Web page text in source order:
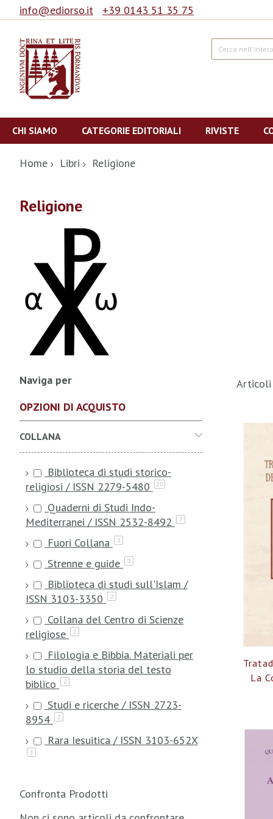
info@ediorso.it +39 0143 51 35 75
Cerca
al
contenuto
CHI SIAMO CATEGORIE EDITORIALI RIVISTE
Home Libri Religione
Religione
La
Naviga per
OPZIONI DI ACQUISTO
COLLANA
Biblioteca di studi storico-
religiosi / ISSN 2279-5480
20
Quaderni di Studi Indo-
Mediterranei / ISSN 2532-8492
7
Fuori Collana 3
Strenne e guide 3
Biblioteca di studi sull'Islam /
ISSN 3103-3350
2
Collana del Centro di Scienze
religiose
2
Filologia e Bibbia. Materiali per
lo studio della storia del testo
biblico
2
Studi e ricerche / ISSN 2723-
8954
2
Rara Iesuitica / ISSN 3103-652X
1
Confronta Prodotti